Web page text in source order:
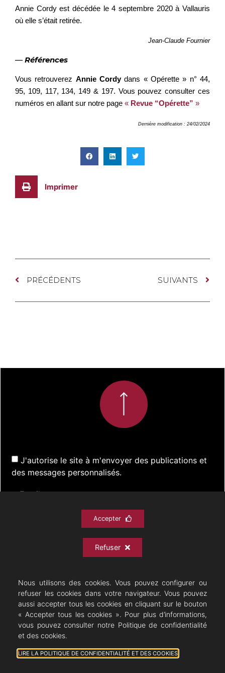
Annie Cordy est décédée le 4 septembre 2020 à Vallauris
où elle s’était retirée.
Jean-Claude Fournier
— Références
Vous retrouverez Annie Cordydans « Opérette » n° 44,
95, 109, 117, 134, 149 & 197. Vous pouvez consulter ces
numéros en allant sur notre page « Revue “Opérette” »
Dernière modification : 24/02/2024
Imprimer
PRÉCÉDENTS SUIVANTS
J'autorise le site à m'envoyer des publications et
des messages personnalisés.
S'inscrire
SPECTACLESDOCUMENTATION
- Mentions légales - Politique de confidentialité
Nous utilisons des cookies. Vous pouvez configurer ou
refuser les cookies dans votre navigateur. Vous pouvez
aussi accepter tous les cookies en cliquant sur le bouton
« Accepter tous les cookies ». Pour plus d’informations,
vous pouvez consulter notre Politique de confidentialité
et des cookies.
LIRE LA POLITIQUE DE CONFIDENTIALITÉ ET DES COOKIES
Accepter
Refuser